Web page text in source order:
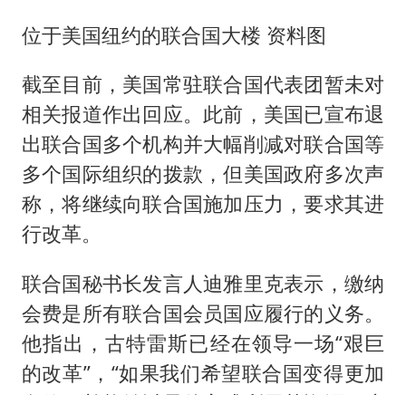
位于美国纽约的联合国大楼 资料图
截至目前，美国常驻联合国代表团暂未对
相关报道作出回应。此前，美国已宣布退
出联合国多个机构并大幅削减对联合国等
多个国际组织的拨款，但美国政府多次声
称，将继续向联合国施加压力，要求其进
行改革。
联合国秘书长发言人迪雅里克表示，缴纳
会费是所有联合国会员国应履行的义务。
他指出，古特雷斯已经在领导一场“艰巨
的改革”，“如果我们希望联合国变得更加